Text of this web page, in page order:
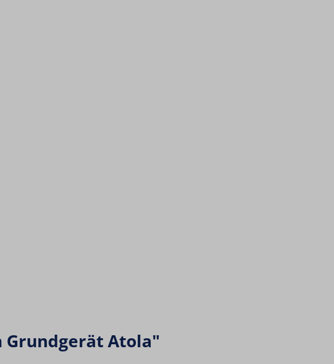
Grundgerät Atola"